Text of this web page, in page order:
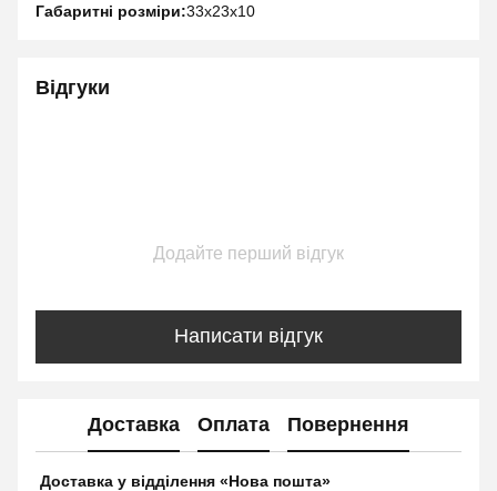
Габаритні розміри:33x23x10
Відгуки
Додайте перший відгук
Написати відгук
Доставка Оплата Повернення
Доставка у відділення «Нова пошта»